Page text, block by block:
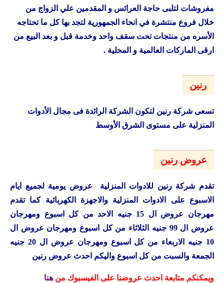
مفروشات لتلبى حاجة العرائس و المقدمين علي الزواج من
خلال فروع منتشرة في انحاء الجمهورية لتجد بها كل ما تحتاجه
الأسره من منتجات تحت سقف واحد وخدمة قبل و بعد البيع من
ارقى الماركات العالمية و المحلية .
رنين
تسعى شركة رنين لتكون الشركة الرائدة فى مجال الأدوات
المنزلية على مستوى الشرق الأوسط
عروض رنين
تقدم شركة رنين للادوات المنزلية عروض يومية لجميع ايام
الاسبوع على الادوات المنزلية والاجهزة الكهربائية كما تقدم
مهرجان عروض ال 15 جنيه الاحد من كل اسبوع ومهرجان
عروض ال 99 جنيه الثلاثاء من كل اسبوع ومهرجان عروض ال
10 جنيه الاربعاء من كل اسبوع ومهرجان عروض ال 20 جنيه
الجمعة والسبت من كل اسبوع واليكم احدث عروض رنين
ويمكنكم متابعة احدث عروضنا على الفيسبوك من هنا